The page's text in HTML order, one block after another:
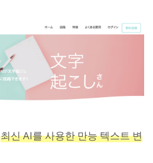
최신 AI를 사용한 만능 텍스트 변